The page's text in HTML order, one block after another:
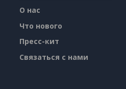
О нас
Что нового
Пресс-кит
Связаться с нами